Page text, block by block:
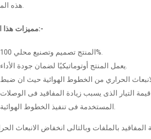
هذه المهمات.
مميزات هذا المنتج:-
المنتج تصميم وتصنيع محلي 100%.
يعمل المنتج أوتوماتيكيًا لضمان جودة الأداء.
الحراري من الخطوط الهوائية حيث ان ضبط
التيار الذى يسبب زيادة المفاقيد فى الوصلات
المستخدمة فى تنفيذ الخطوط الهوائية.